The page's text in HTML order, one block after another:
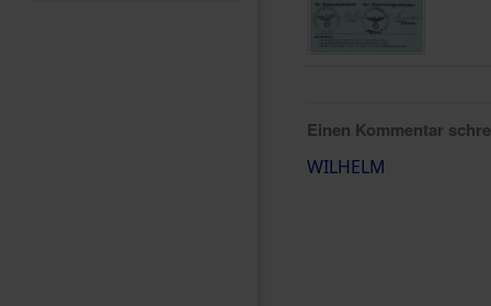
Einen Kommentar
WILHELM